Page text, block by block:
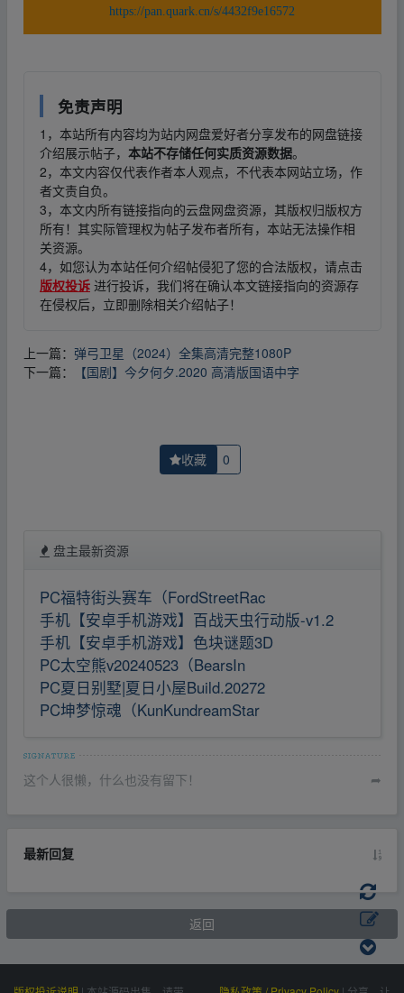
https://pan.quark.cn/s/4432f9e16572
免责声明
1，本站所有内容均为站内网盘爱好者分享发布的网盘链接
介绍展示帖子， 本站不存储任何实质资源数据。
2，本文内容仅代表作者本人观点，不代表本网站立场，作
者文责自负。
3，本文内所有链接指向的云盘网盘资源，其版权归版权方
所有！其实际管理权为帖子发布者所有，本站无法操作相
关资源。
4，如您认为本站任何介绍帖侵犯了您的合法版权，请点击
版权投诉 进行投诉，我们将在确认本文链接指向的资源存
在侵权后，立即删除相关介绍帖子！
上一篇： 弹弓卫星（2024）全集高清完整1080P
下一篇：
【国剧】今夕何夕.2020 高清版国语中字
收藏 0
盘主最新资源
PC福特街头赛车（FordStreetRac
手机【安卓手机游戏】百战天虫行动版-v1.2
手机【安卓手机游戏】色块谜题3D
PC太空熊v20240523（BearsIn
PC夏日别墅|夏日小屋Build.20272
PC坤梦惊魂（KunKundreamStar
这个人很懒，什么也没有留下！ ➦
最新回复
返回